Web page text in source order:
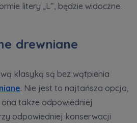
litery „L”, będzie widoczne.
drewniane
klasyką są bez wątpienia
. Nie jest to najtańsza opcja,
także odpowiedniej
odpowiedniej konserwacji